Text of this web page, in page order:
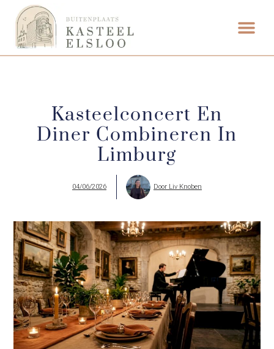
Kasteelconcert En
Diner Combineren In
Limburg
04/06/2026 Door Liv Knoben